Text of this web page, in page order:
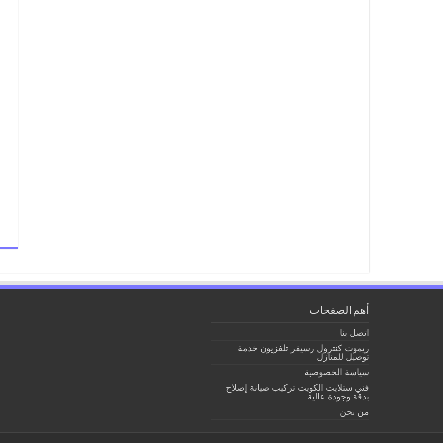
أهم الصفحات
اتصل بنا
ريموت كنترول رسيفر تلفزيون خدمة
توصيل للمنازل
سياسة الخصوصية
فني ستلايت الكويت تركيب صيانة إصلاح
بدقة وجودة عالية
من نحن